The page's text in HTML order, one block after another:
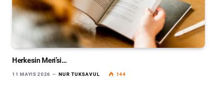
Herkesin Meri’si…
11 MAYIS 2026 NUR TUKSAVUL 144